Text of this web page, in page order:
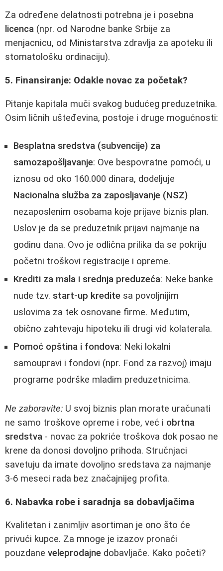
Za određene delatnosti potrebna je i posebna
licenca (npr. od Narodne banke Srbije za
menjacnicu, od Ministarstva zdravlja za apoteku ili
stomatološku ordinaciju).
5. Finansiranje: Odakle novac za početak?
Pitanje kapitala muči svakog budućeg preduzetnika.
Osim ličnih ušteđevina, postoje i druge mogućnosti:
Besplatna sredstva (subvencije) za
samozapošljavanje: Ove bespovratne pomoći, u
iznosu od oko 160.000 dinara, dodeljuje
Nacionalna služba za zaposljavanje (NSZ)
nezaposlenim osobama koje prijave biznis plan.
Uslov je da se preduzetnik prijavi najmanje na
godinu dana. Ovo je odlična prilika da se pokriju
početni troškovi registracije i opreme.
Krediti za mala i srednja preduzeća: Neke banke
nude tzv. start-up kredite sa povoljnijim
uslovima za tek osnovane firme. Međutim,
obično zahtevaju hipoteku ili drugi vid kolaterala.
Pomoć opština i fondova: Neki lokalni
samoupravi i fondovi (npr. Fond za razvoj) imaju
programe podrške mladim preduzetnicima.
Ne zaboravite: U svoj biznis plan morate uračunati
ne samo troškove opreme i robe, već i obrtna
sredstva - novac za pokriće troškova dok posao ne
krene da donosi dovoljno prihoda. Stručnjaci
savetuju da imate dovoljno sredstava za najmanje
3-6 meseci rada bez značajnijeg profita.
6. Nabavka robe i saradnja sa dobavljačima
Kvalitetan i zanimljiv asortiman je ono što će
privući kupce. Za mnoge je izazov pronaći
pouzdane veleprodajne dobavljače. Kako početi?